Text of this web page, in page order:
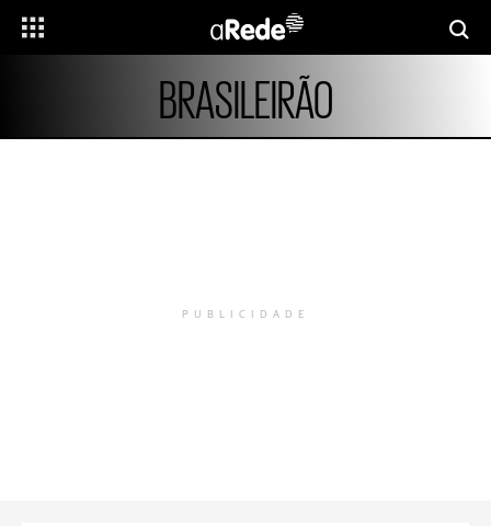
BRASILEIRÃO
PUBLICIDADE